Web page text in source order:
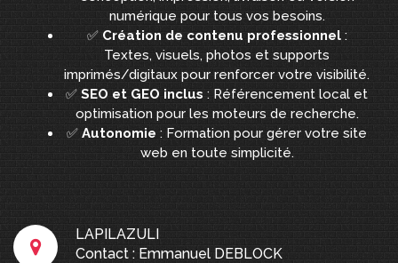
numérique pour tous vos besoins.
✅ Création de contenu professionnel:
Textes, visuels, photos et supports
imprimés/digitaux pour renforcer votre visibilité.
✅ SEO et GEO inclus : Référencement local et
optimisation pour les moteurs de recherche.
✅ Autonomie : Formation pour gérer votre site
web en toute simplicité.
LAPILAZULI
Contact : Emmanuel DEBLOCK